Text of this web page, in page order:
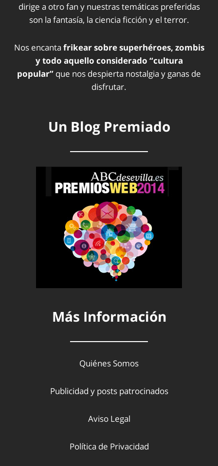
dirige a otro fan y nuestras temáticas preferidas
son la fantasía, la ciencia ficción y el terror.
Nos encanta frikear sobre superhéroes, zombis
y todo aquello considerado “cultura
popular” que nos despierta nostalgia y ganas de
disfrutar.
Un Blog Premiado
Más Información
Quiénes Somos
Publicidad y posts patrocinados
Aviso Legal
Política de Privacidad